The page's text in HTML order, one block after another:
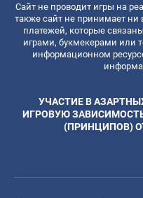
Сайт не проводит игры на
также сайт не принимает ни
платежей, которые
играми, букмекерами или
информационном
УЧАСТИЕ В
ИГРОВУЮ
(ПРИНЦИПОВ)